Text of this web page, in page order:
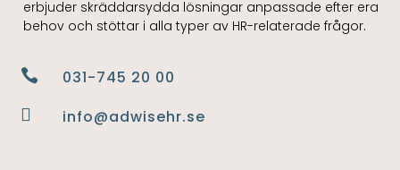
erbjuder skräddarsydda lösningar anpassade efter era
behov och stöttar i alla typer av HR-relaterade frågor.
 031-745 20 00
 info@adwisehr.se